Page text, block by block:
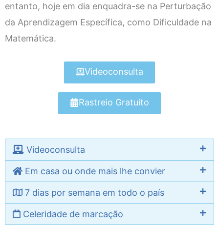
entanto, hoje em dia enquadra-se na Perturbação
da Aprendizagem Específica, como Dificuldade na
Matemática.
Videoconsulta
Rastreio Gratuito
Videoconsulta
Em casa ou onde mais lhe convier
7 dias por semana em todo o país
Celeridade de marcação